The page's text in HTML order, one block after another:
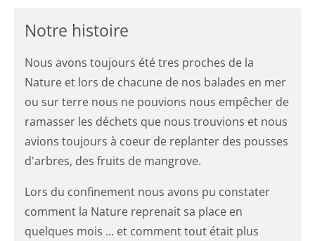
Notre histoire
Nous avons toujours été tres proches de la
Nature et lors de chacune de nos balades en mer
ou sur terre nous ne pouvions nous empêcher de
ramasser les déchets que nous trouvions et nous
avions toujours à coeur de replanter des pousses
d'arbres, des fruits de mangrove.
Lors du confinement nous avons pu constater
comment la Nature reprenait sa place en
quelques mois ... et comment tout était plus